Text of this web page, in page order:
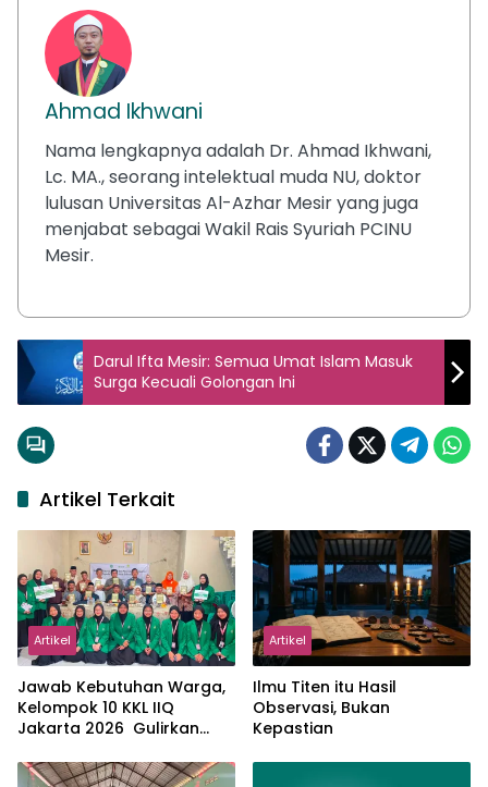
Ahmad Ikhwani
Nama lengkapnya adalah Dr. Ahmad Ikhwani,
Lc. MA., seorang intelektual muda NU, doktor
lulusan Universitas Al-Azhar Mesir yang juga
menjabat sebagai Wakil Rais Syuriah PCINU
Mesir.
Darul Ifta Mesir: Semua Umat Islam Masuk
Surga Kecuali Golongan Ini
Artikel Terkait
Artikel
Jawab Kebutuhan Warga,
Kelompok 10 KKL IIQ
Jakarta 2026 Gulirkan
Sukamanah
Artikel
Ilmu Titen itu Hasil
Observasi, Bukan
Kepastian